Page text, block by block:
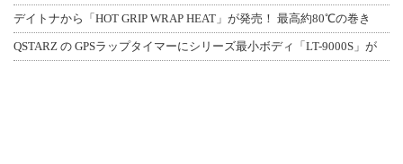
デイトナから「HOT GRIP WRAP HEAT」が発売！ 最高約80℃の巻き
QSTARZ の GPSラップタイマーにシリーズ最小ボディ「LT-9000S」が